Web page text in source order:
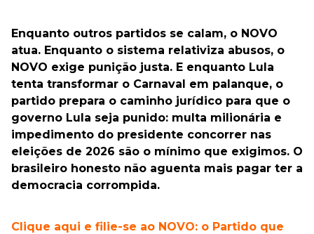
Enquanto outros partidos se calam, o NOVO
atua. Enquanto o sistema relativiza abusos, o
NOVO exige punição justa. E enquanto Lula
tenta transformar o Carnaval em palanque, o
partido prepara o caminho jurídico para que o
governo Lula seja punido: multa milionária e
impedimento do presidente concorrer nas
eleições de 2026 são o mínimo que exigimos. O
brasileiro honesto não aguenta mais pagar ter a
democracia corrompida.
Clique aqui e filie-se ao NOVO: o Partido que